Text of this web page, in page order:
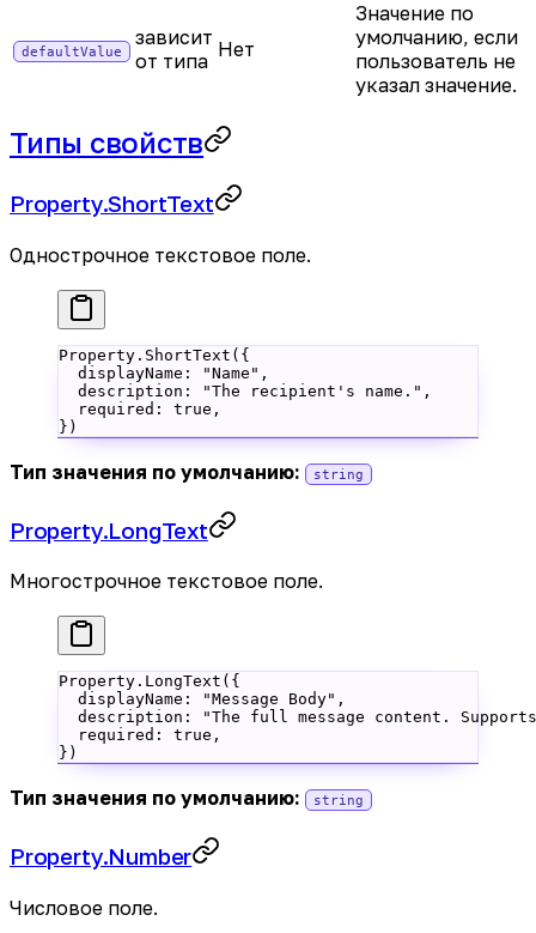
defaultValue
зависит
от типа Нет
Значение по
умолчанию, если
пользователь не
указал значение.
Типы свойств
Property.ShortText
Однострочное текстовое поле.
Property. ShortText ({
  displayName:
"Name" ,
  description:
"The recipient's name." ,
  required:
true ,
})
Тип значения по умолчанию: string
Property.LongText
Многострочное текстовое поле.
Property. LongText ({
  displayName:
"Message Body" ,
  description:
"The full message content.
  required:
true ,
})
Тип значения по умолчанию: string
Property.Number
Числовое поле.